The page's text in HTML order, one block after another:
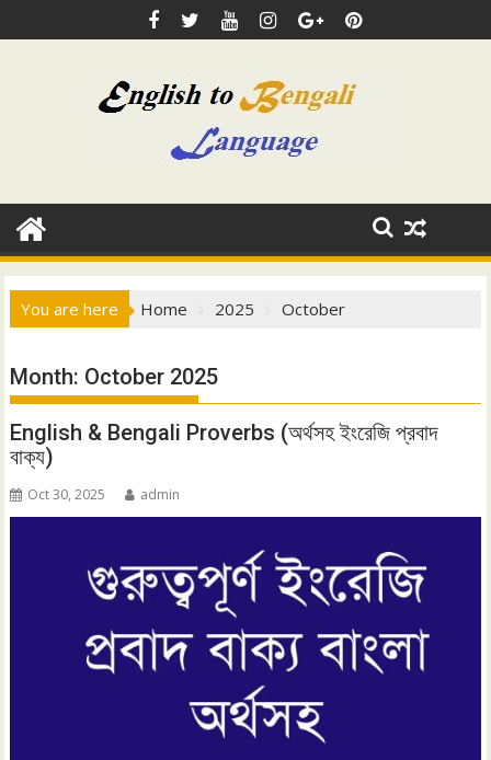
to
You are here Home 2025 October
Month: October 2025
English & Bengali Proverbs (অর্থসহ ইংরেজি প্রবাদ
বাক্য)
Oct 30, 2025 admin